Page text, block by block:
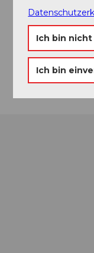
+41 79 775 06 66
Anreise
Ich bin
Ich bin